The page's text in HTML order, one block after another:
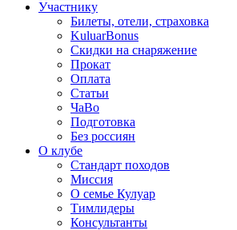
Участнику
Билеты, отели, страховка
KuluarBonus
Скидки на снаряжение
Прокат
Оплата
Статьи
ЧаВо
Подготовка
Без россиян
О клубе
Стандарт походов
Миссия
О семье Кулуар
Тимлидеры
Консультанты